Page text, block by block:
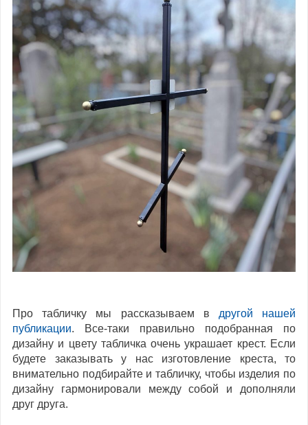
Про табличку мы рассказываем в другой нашей
публикации. Все-таки правильно подобранная по
дизайну и цвету табличка очень украшает крест. Если
будете заказывать у нас изготовление креста, то
внимательно подбирайте и табличку, чтобы изделия по
дизайну гармонировали между собой и дополняли
друг друга.